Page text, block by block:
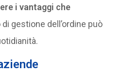
i vantaggi che
gestione dell’ordine può